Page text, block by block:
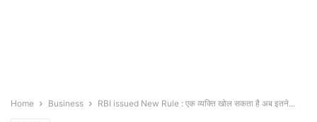
Home Business RBI issued New Rule : एक व्यक्ति खोल सकता है अब इतने...